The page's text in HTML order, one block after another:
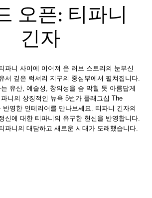
오픈: 티파니
긴자
파니 사이에 이어져 온 러브 스토리의 눈부신
서 깊은 럭셔리 지구의 중심부에서 펼쳐집니다.
유산, 예술성, 창의성을 숨 막힐 듯 아름답게
니의 상징적인 뉴욕 5번가 플래그십 The
반영한 인테리어를 만나보세요. 티파니 긴자의
신에 대한 티파니의 유구한 헌신을 반영합니다.
파니의 대담하고 새로운 시대가 도래했습니다.